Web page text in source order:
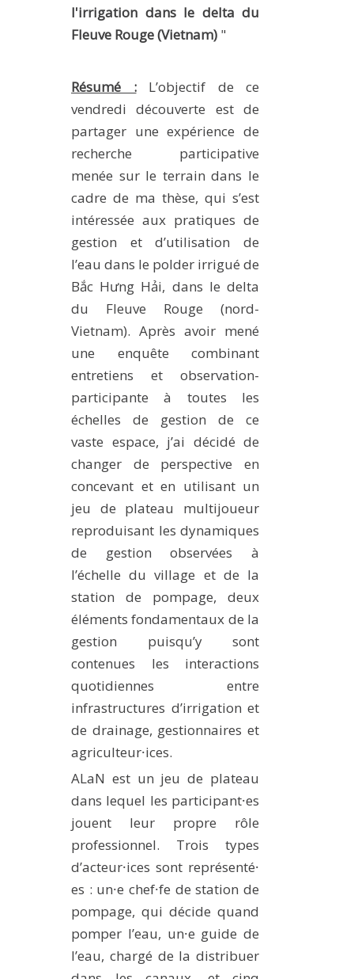
THEMATIC NOTES
l'irrigation dans le delta du
Fleuve Rouge (Vietnam) "
Résumé :
L’objectif de ce
vendredi découverte est de
partager une expérience de
recherche participative
menée sur le terrain dans le
cadre de ma thèse, qui s’est
intéressée aux pratiques de
gestion et d’utilisation de
l’eau dans le polder irrigué de
Bắc Hưng Hải, dans le delta
du Fleuve Rouge (nord-
Vietnam). Après avoir mené
une enquête combinant
entretiens et observation-
participante à toutes les
échelles de gestion de ce
vaste espace, j’ai décidé de
changer de perspective en
concevant et en utilisant un
jeu de plateau multijoueur
reproduisant les dynamiques
de gestion observées à
l’échelle du village et de la
station de pompage, deux
éléments fondamentaux de la
gestion puisqu’y sont
contenues les interactions
quotidiennes entre
infrastructures d’irrigation et
de drainage, gestionnaires et
agriculteur⸱ices.
ALaN est un jeu de plateau
dans lequel les participant⸱es
jouent leur propre rôle
professionnel. Trois types
d’acteur⸱ices sont représenté⸱
es : un⸱e chef⸱fe de station de
pompage, qui décide quand
pomper l’eau, un⸱e guide de
l’eau, chargé de la distribuer